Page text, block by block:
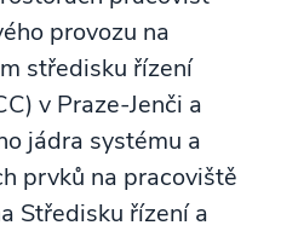
provozu na
středisku řízení
v Praze-Jenči a
jádra systému a
prvků na pracoviště
Středisku řízení a